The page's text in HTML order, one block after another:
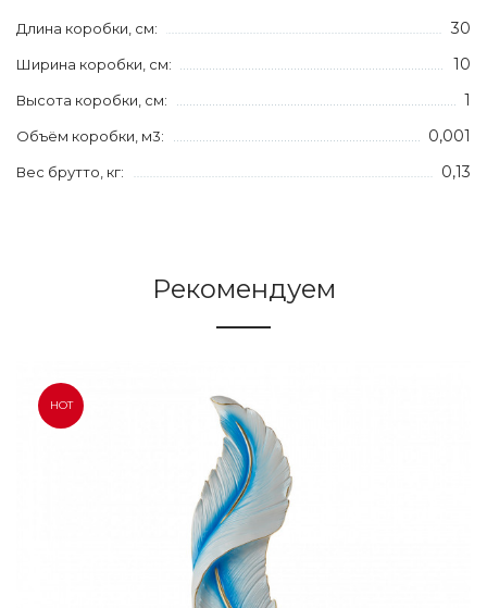
Длина коробки, см: 30
Ширина коробки, см: 10
Высота коробки, см: 1
Объём коробки, м3: 0,001
Вес брутто, кг: 0,13
Рекомендуем
HOT